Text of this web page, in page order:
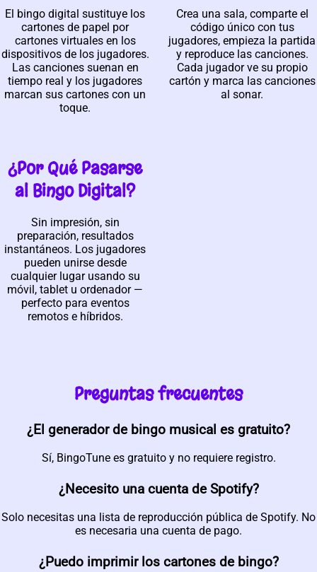
El bingo digital sustituye los
cartones de papel por
cartones virtuales en los
dispositivos de los jugadores.
Las canciones suenan en
tiempo real y los jugadores
marcan sus cartones con un
toque.
Crea una sala, comparte el
código único con tus
jugadores, empieza la partida
y reproduce las canciones.
Cada jugador ve su propio
cartón y marca las canciones
al sonar.
¿Por Qué Pasarse
al Bingo Digital?
Sin impresión, sin
preparación, resultados
instantáneos. Los jugadores
pueden unirse desde
cualquier lugar usando su
móvil, tablet u ordenador —
perfecto para eventos
remotos e híbridos.
Preguntas frecuentes
¿El generador de bingo musical es gratuito?
Sí, BingoTune es gratuito y no requiere registro.
¿Necesito una cuenta de Spotify?
Solo necesitas una lista de reproducción pública de Spotify. No
es necesaria una cuenta de pago.
¿Puedo imprimir los cartones de bingo?